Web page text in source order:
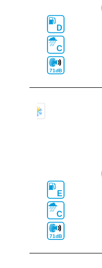
D
C
71dB
E
C
71dB